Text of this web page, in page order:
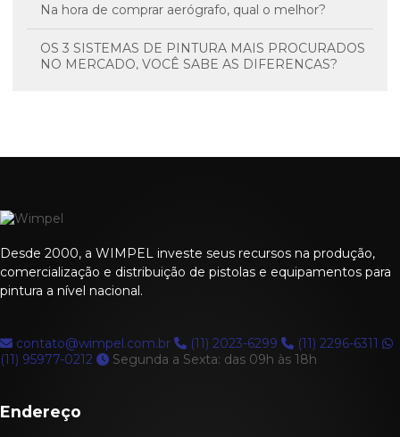
Na hora de comprar aerógrafo, qual o melhor?
OS 3 SISTEMAS DE PINTURA MAIS PROCURADOS
NO MERCADO, VOCÊ SABE AS DIFERENÇAS?
Desde 2000, a WIMPEL investe seus recursos na produção,
comercialização e distribuição de pistolas e equipamentos para
pintura a nível nacional.
contato@wimpel.com.br (11) 2023-6299
(11) 2296-6311
(11) 95977-0212
Segunda a Sexta: das 09h às 18h
Endereço